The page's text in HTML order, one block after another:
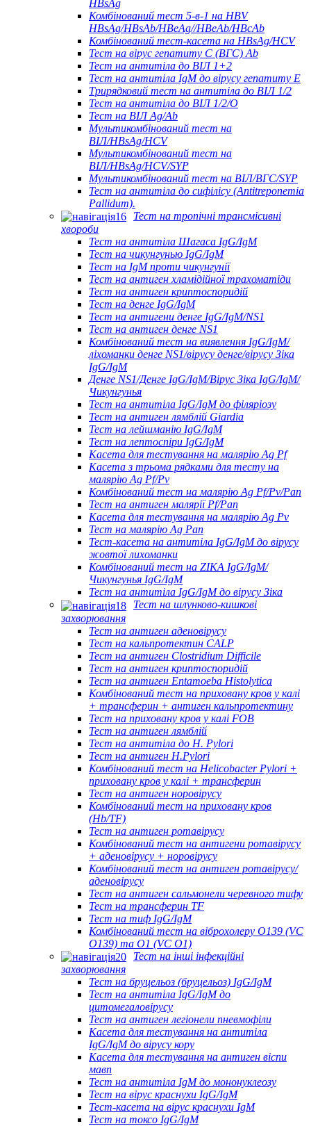
HBsAg
Комбінований тест 5-в-1 на HBV
HBsAg/HBsAb/HBeAg//HBeAb/HBcAb
Комбінований тест-касета на HBsAg/HCV
Тест на вірус гепатиту С (ВГС) Ab
Тест на антитіла до ВІЛ 1+2
Тест на антитіла IgM до вірусу гепатиту Е
Трирядковий тест на антитіла до ВІЛ 1/2
Тест на антитіла до ВІЛ 1/2/O
Тест на ВІЛ Ag/Ab
Мультикомбінований тест на
ВІЛ/HBsAg/HCV
Мультикомбінований тест на
ВІЛ/HBsAg/HCV/SYP
Мультикомбінований тест на ВІЛ/ВГС/SYP
Тест на антитіла до сифілісу (Antitreponemia
Pallidum).
Тест на тропічні трансмісивні
хвороби
Тест на антитіла Шагаса IgG/IgM
Тест на чикунгунью IgG/IgM
Тест на IgM проти чикунгунії
Тест на антиген хламідійної трахоматіди
Тест на антиген криптоспоридій
Тест на денге IgG/IgM
Тест на антигени денге IgG/IgM/NS1
Тест на антиген денге NS1
Комбінований тест на виявлення IgG/IgM/
ліхоманки денге NS1/вірусу денге/вірусу Зіка
IgG/IgM
Денге NS1/Денге IgG/IgM/Вірус Зіка IgG/IgM/
Чикунгунья
Тест на антитіла IgG/IgM до філяріозу
Тест на антиген лямблій Giardia
Тест на лейшманію IgG/IgM
Тест на лептоспіри IgG/IgM
Касета для тестування на малярію Ag Pf
Касета з трьома рядками для тесту на
малярію Ag Pf/Pv
Комбінований тест на малярію Ag Pf/Pv/Pan
Тест на антиген малярії Pf/Pan
Касета для тестування на малярію Ag Pv
Тест на малярію Ag Pan
Тест-касета на антитіла IgG/IgM до вірусу
жовтої лихоманки
Комбінований тест на ZIKA IgG/IgM/
Чикунгунья IgG/IgM
Тест на антитіла IgG/IgM до вірусу Зіка
Тест на шлунково-кишкові
захворювання
Тест на антиген аденовірусу
Тест на кальпротектин CALP
Тест на антиген Clostridium Difficile
Тест на антиген криптоспоридій
Тест на антиген Entamoeba Histolytica
Комбінований тест на приховану кров у калі
+ трансферин + антиген кальпротектину
Тест на приховану кров у калі FOB
Тест на антиген лямблій
Тест на антитіла до H. Pylori
Тест на антиген H.Pylori
Комбінований тест на Helicobacter Pylori +
приховану кров у калі + трансферин
Тест на антиген норовірусу
Комбінований тест на приховану кров
(Hb/TF)
Тест на антиген ротавірусу
Комбінований тест на антигени ротавірусу
+ аденовірусу + норовірусу
Комбінований тест на антиген ротавірусу/
аденовірусу
Тест на антиген сальмонели черевного тифу
Тест на трансферин TF
Тест на тиф IgG/IgM
Комбінований тест на віброхолеру O139 (VC
O139) та O1 (VC O1)
Тест на інші інфекційні
захворювання
Тест на бруцельоз (бруцельоз) IgG/IgM
Тест на антитіла IgG/IgM до
цитомегаловірусу
Тест на антиген легіонели пневмофіли
Касета для тестування на антитіла
IgG/IgM до вірусу кору
Касета для тестування на антиген віспи
мавп
Тест на антитіла IgM до мононуклеозу
Тест на вірус краснухи IgG/IgM
Тест-касета на вірус краснухи IgM
Тест на токсо IgG/IgM